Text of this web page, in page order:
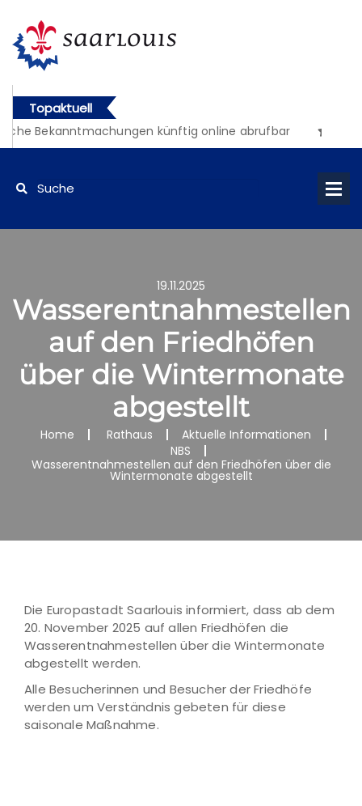
Topaktuell
Bekanntmachungen künftig online abrufbar
19.11.2025
Wasserentnahmestellen
auf den Friedhöfen
über die Wintermonate
abgestellt
Home Rathaus
Aktuelle Informationen
NBS
Wasserentnahmestellen auf den Friedhöfen über die
Wintermonate abgestellt
Die Europastadt Saarlouis informiert, dass ab dem
20. November 2025 auf allen Friedhöfen die
Wasserentnahmestellen über die Wintermonate
abgestellt werden.
Alle Besucherinnen und Besucher der Friedhöfe
werden um Verständnis gebeten für diese
saisonale Maßnahme.